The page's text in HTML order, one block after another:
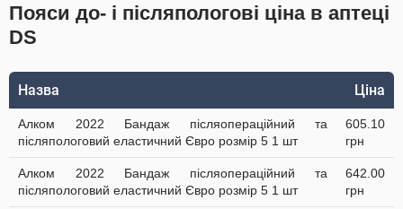
Пояси до- і післяпологові ціна в аптеці
DS
Назва Ціна
Алком 2022 Бандаж післяопераційний та
післяпологовий еластичний Євро розмір 5 1 шт
605.10
грн
Алком 2022 Бандаж післяопераційний та
післяпологовий еластичний Євро розмір 5 1 шт
642.00
грн